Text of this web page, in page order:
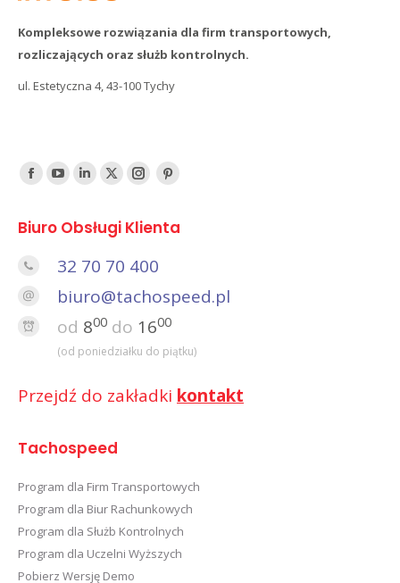
Kompleksowe rozwiązania dla firm transportowych,
rozliczających oraz służb kontrolnych.
ul. Estetyczna 4, 43-100 Tychy
Find us on:
FacebookYouTube
LinkedTwitterInstagramPinterest
Biuro Obsługi Klienta
32 70 70 400
biuro@tachospeed.pl
od 800 do 1600
(od poniedziałku do piątku)
Przejdź do zakładki kontakt
Tachospeed
Program dla Firm Transportowych
Program dla Biur Rachunkowych
Program dla Służb Kontrolnych
Program dla Uczelni Wyższych
Pobierz Wersję Demo